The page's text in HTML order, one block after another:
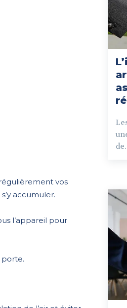
vos
accumuler.
l’appareil pour
porte.